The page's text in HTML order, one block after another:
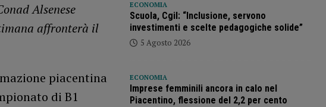
Alsenese
affronterà il
piacentina
di B1
ECONOMIA
Scuola, Cgil: “Inclusione, servono
investimenti e scelte pedagogiche solide”
5 Agosto 2026
ECONOMIA
Imprese femminili ancora in calo nel
Piacentino, flessione del 2,2 per cento